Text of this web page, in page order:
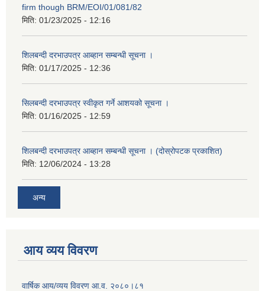
firm though BRM/EOI/01/081/82
मिति: 01/23/2025 - 12:16
शिलबन्दी दरभाउपत्र आब्हान सम्बन्धी सूचना ।
मिति: 01/17/2025 - 12:36
सिलबन्दी दरभाउपत्र स्वीकृत गर्ने आशयको सूचना ।
मिति: 01/16/2025 - 12:59
शिलबन्दी दरभाउपत्र आब्हान सम्बन्धी सूचना । (दोस्रोपटक प्रकाशित)
मिति: 12/06/2024 - 13:28
अन्य
आय व्यय विवरण
वार्षिक आय/व्यय विवरण आ.व. २०८०।८१